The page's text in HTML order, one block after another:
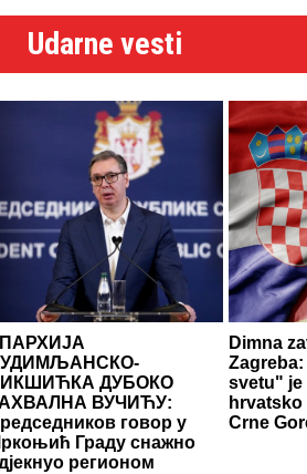
Udarne vesti
ДУБОКО
ВУЧИЋУ:
говор у
Граду снажно
регионом
Dimna
svetu" je
Crne